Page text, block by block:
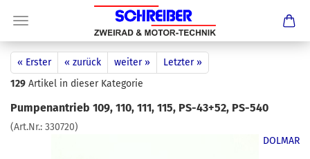
« Erster « zurück weiter »
Letzter »
129 Artikel in dieser Kategorie
Pumpenantrieb 109, 110, 111, 115, PS-43+52, PS-540
(Art.Nr.: 330720)
DOLMAR